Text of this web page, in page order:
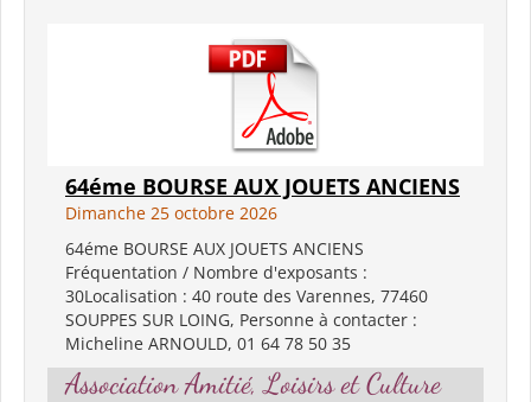
64éme BOURSE AUX JOUETS ANCIENS
Dimanche 25 octobre 2026
64éme BOURSE AUX JOUETS ANCIENS
Fréquentation / Nombre d'exposants :
30Localisation : 40 route des Varennes, 77460
SOUPPES SUR LOING, Personne à contacter :
Micheline ARNOULD, 01 64 78 50 35
Association Amitié, Loisirs et Culture